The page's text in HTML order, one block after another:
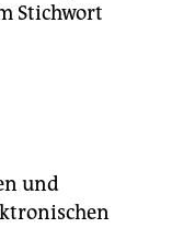
Stichwort
und